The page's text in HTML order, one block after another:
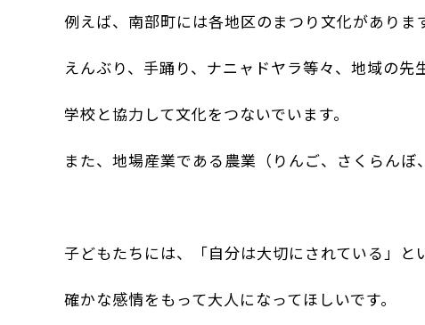
例えば、南部町には各地区のまつり文化がありま
えんぶり、手踊り、ナニャドヤラ等々、地域の先
学校と協力して文化をつないでいます。
また、地場産業である農業（りんご、さくらんぼ
子どもたちには、「自分は大切にされている」と
確かな感情をもって大人になってほしいです。